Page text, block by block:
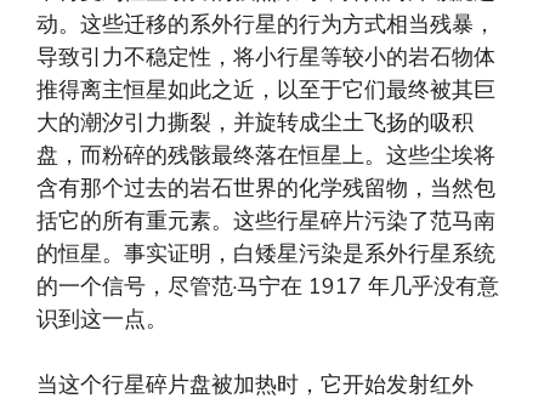
动。这些迁移的系外行星的行为方式相当残暴，
导致引力不稳定性，将小行星等较小的岩石物体
推得离主恒星如此之近，以至于它们最终被其巨
大的潮汐引力撕裂，并旋转成尘土飞扬的吸积
盘，而粉碎的残骸最终落在恒星上。这些尘埃将
含有那个过去的岩石世界的化学残留物，当然包
括它的所有重元素。这些行星碎片污染了范马南
的恒星。事实证明，白矮星污染是系外行星系统
的一个信号，尽管范·马宁在 1917 年几乎没有意
识到这一点。
当这个行星碎片盘被加热时，它开始发射红外